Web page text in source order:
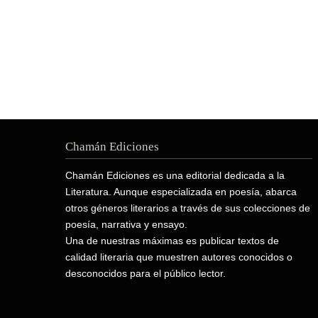
Chamán Ediciones
Chamán Ediciones es una editorial dedicada a la
Literatura. Aunque especializada en poesía, abarca
otros géneros literarios a través de sus colecciones de
poesía, narrativa y ensayo.
Una de nuestras máximas es publicar textos de
calidad literaria que muestren autores conocidos o
desconocidos para el público lector.